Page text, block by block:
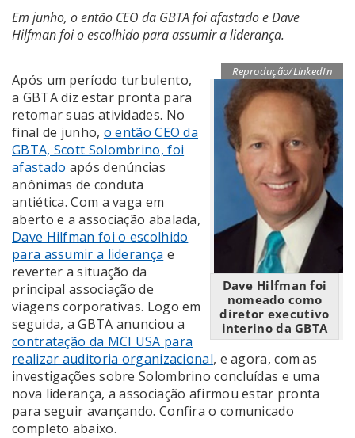
Em junho, o então CEO da GBTA foi afastado e Dave
Hilfman foi o escolhido para assumir a liderança.
Reprodução/LinkedIn
Dave Hilfman foi
nomeado como
diretor executivo
interino da GBTA
Após um período turbulento,
a GBTA diz estar pronta para
retomar suas atividades. No
final de junho, o então CEO da
GBTA, Scott Solombrino, foi
afastado após denúncias
anônimas de conduta
antiética. Com a vaga em
aberto e a associação abalada,
Dave Hilfman foi o escolhido
para assumir a liderança e
reverter a situação da
principal associação de
viagens corporativas. Logo em
seguida, a GBTA anunciou a
contratação da MCI USA para
realizar auditoria organizacional, e agora, com as
investigações sobre Solombrino concluídas e uma
nova liderança, a associação afirmou estar pronta
para seguir avançando. Confira o comunicado
completo abaixo.